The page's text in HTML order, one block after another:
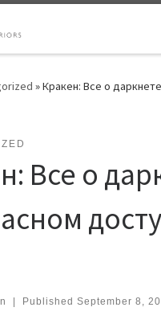
»Кракен: Все о
Все о
| Published September 8,